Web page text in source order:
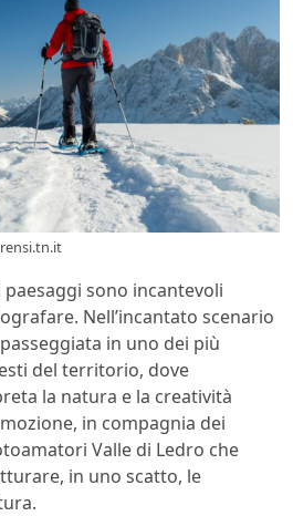
paesaggi sono incantevoli
Nell’incantato scenario
in uno dei più
del territorio, dove
la natura e la creatività
in compagnia dei
Valle di Ledro che
in uno scatto, le